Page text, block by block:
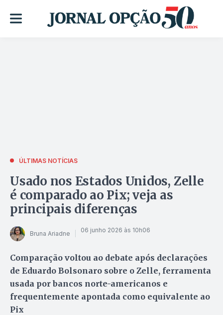
ÚLTIMAS NOTÍCIAS
Usado nos Estados Unidos, Zelle
é comparado ao Pix; veja as
principais diferenças
Bruna Ariadne 06 junho 2026 às 10h06
Comparação voltou ao debate após declarações
de Eduardo Bolsonaro sobre o Zelle, ferramenta
usada por bancos norte-americanos e
frequentemente apontada como equivalente ao
Pix